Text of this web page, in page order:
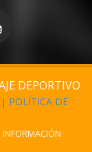
DEPORTIVO
| POLÍTICA DE
INFORMACIÓN